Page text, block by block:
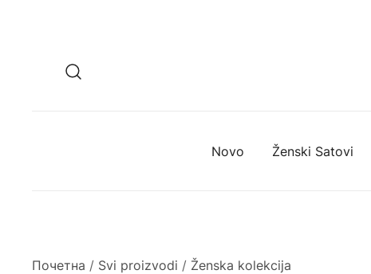
Novo Ženski Satovi
Почетна / Svi proizvodi / Ženska kolekcija